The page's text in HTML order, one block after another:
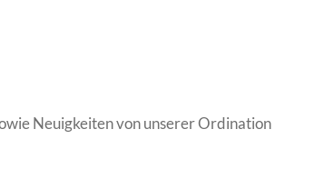
Neuigkeiten von unserer Ordination